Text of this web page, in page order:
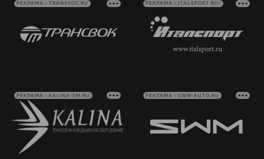
РЕКЛАМА • TRANSVOC.RU РЕКЛАМА • ITALSPORT.RU/
РЕКЛАМА • KALINA-SM.RU РЕКЛАМА • SWM-AUTO.RU